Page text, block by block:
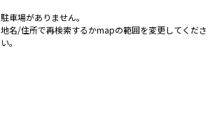
駐車場がありません。
地名/住所で再検索するかmapの範囲を変更してくださ
い。